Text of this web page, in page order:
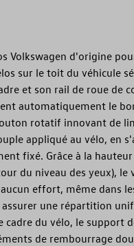
Volkswagen d'origine
sur le toit du véhicule
et son rail de roue de
automatiquement le
rotatif innovant de
appliqué au vélo, en
fixé. Grâce à la
du niveau des yeux), le
effort, même dans
assurer une répartition
cadre du vélo, le support
de rembourrage